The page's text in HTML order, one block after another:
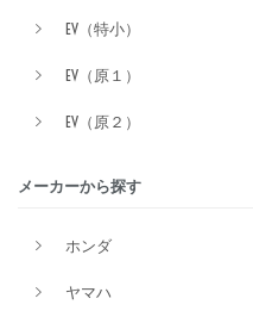
EV（特小）
EV（原１）
EV（原２）
メーカーから探す
ホンダ
ヤマハ